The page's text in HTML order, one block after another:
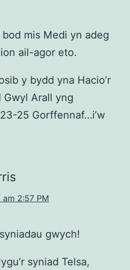
mis Medi yn adeg
ail-agor eto.
y bydd yna Hacio’r
Gwyl Arall yng
25 Gorffennaf…i’w
2:57 PM
gwych!
syniad Telsa,